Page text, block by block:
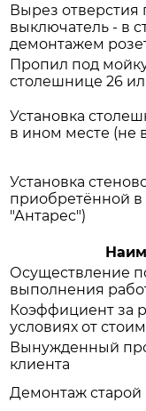
Вырез отверстия
выключатель - в
демонтажем
Пропил под
столешнице 26
Установка
в ином месте (не
Установка
приобретённой
"Антарес")
Осуществление
выполнения
Коэффициент за
условиях от
Вынужденный
клиента
Демонтаж старой